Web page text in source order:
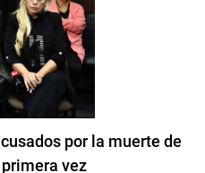
por la muerte de
vez